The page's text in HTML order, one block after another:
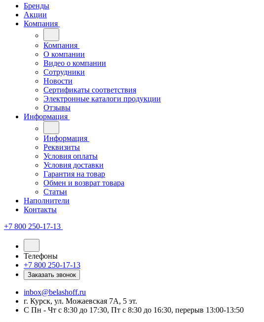
Бренды
Акции
Компания
Компания
О компании
Видео о компании
Сотрудники
Новости
Сертификаты соответствия
Электронные каталоги продукции
Отзывы
Информация
Информация
Реквизиты
Условия оплаты
Условия доставки
Гарантия на товар
Обмен и возврат товара
Статьи
Наполнители
Контакты
+7 800 250-17-13
Телефоны
+7 800 250-17-13
Заказать звонок
inbox@belashoff.ru
г. Курск, ул. Можаевская 7А, 5 эт.
C Пн - Чт с 8:30 до 17:30, Пт с 8:30 до 16:30, перерыв 13:00-13:50